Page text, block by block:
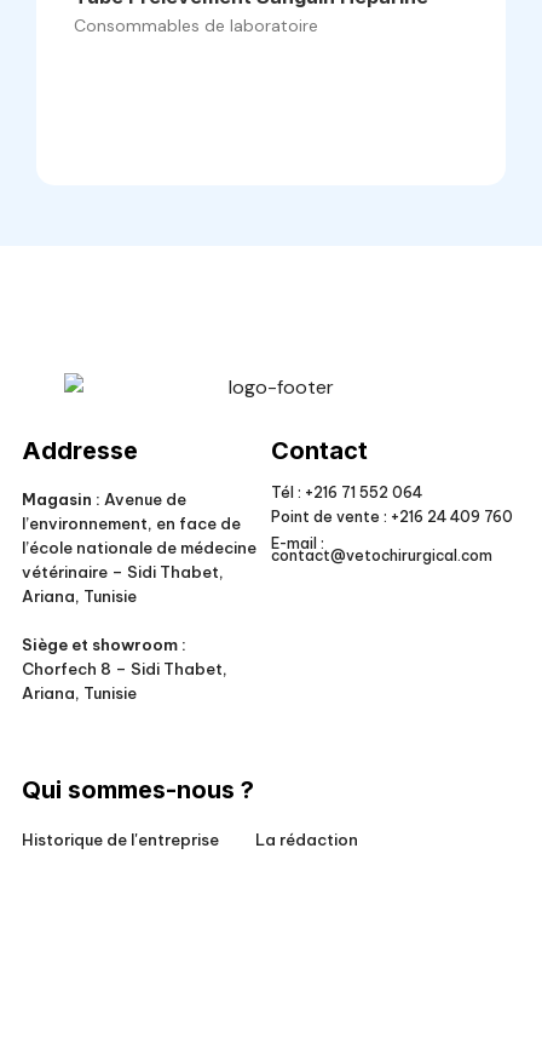
Consommables de laboratoire
Addresse
Magasin : Avenue de
l’environnement, en face de
l’école nationale de médecine
vétérinaire – Sidi Thabet,
Ariana, Tunisie
Siège et showroom :
Chorfech 8 – Sidi Thabet,
Ariana, Tunisie
Contact
Tél : +216 71 552 064
Point de vente : +216 24 409 760
E-mail :
contact@vetochirurgical.com
Qui sommes-nous ?
Historique de l'entreprise
La rédaction